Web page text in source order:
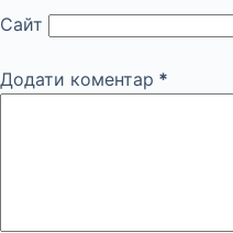
Сайт
Додати коментар *